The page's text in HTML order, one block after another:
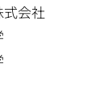
会社